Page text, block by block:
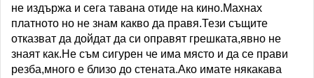
не издържа и сега тавана отиде на кино.Махнах
платното но не знам какво да правя.Тези същите
отказват да дойдат да си оправят грешката,явно не
знаят как.Не съм сигурен че има място и да се прави
резба,много е близо до стената.Ако имате някакава